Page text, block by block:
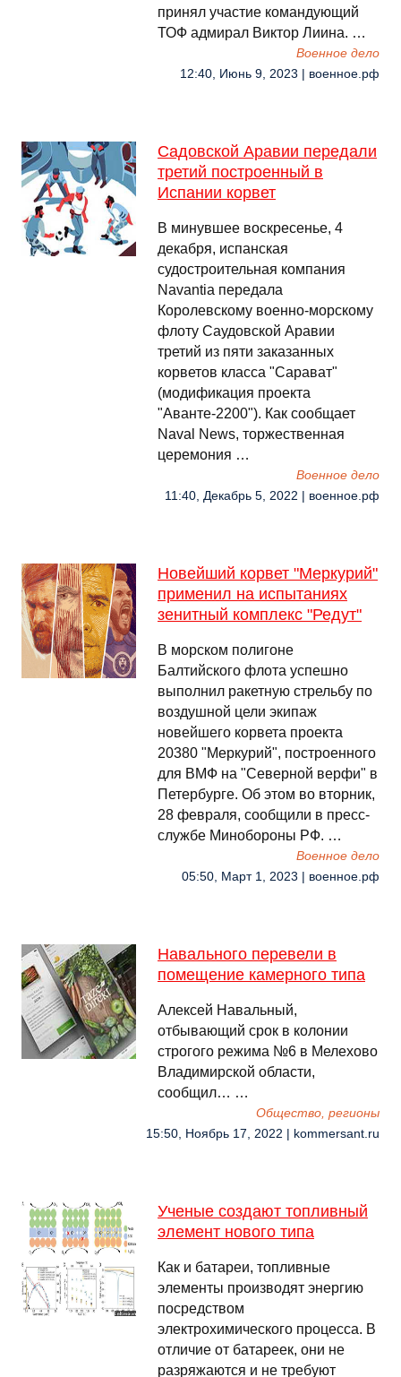
принял участие командующий
ТОФ адмирал Виктор Лиина. …
Военное дело
12:40, Июнь 9, 2023 | военное.рф
Садовской Аравии передали
третий построенный в
Испании корвет
В минувшее воскресенье, 4
декабря, испанская
судостроительная компания
Navantia передала
Королевскому военно-морскому
флоту Саудовской Аравии
третий из пяти заказанных
корветов класса "Сарават"
(модификация проекта
"Аванте-2200"). Как сообщает
Naval News, торжественная
церемония …
Военное дело
11:40, Декабрь 5, 2022 | военное.рф
Новейший корвет "Меркурий"
применил на испытаниях
зенитный комплекс "Редут"
В морском полигоне
Балтийского флота успешно
выполнил ракетную стрельбу по
воздушной цели экипаж
новейшего корвета проекта
20380 "Меркурий", построенного
для ВМФ на "Северной верфи" в
Петербурге. Об этом во вторник,
28 февраля, сообщили в пресс-
службе Минобороны РФ. …
Военное дело
05:50, Март 1, 2023 | военное.рф
Навального перевели в
помещение камерного типа
Алексей Навальный,
отбывающий срок в колонии
строгого режима №6 в Мелехово
Владимирской области,
сообщил… …
Общество, регионы
15:50, Ноябрь 17, 2022 | kommersant.ru
Ученые создают топливный
элемент нового типа
Как и батареи, топливные
элементы производят энергию
посредством
электрохимического процесса. В
отличие от батареек, они не
разряжаются и не требуют